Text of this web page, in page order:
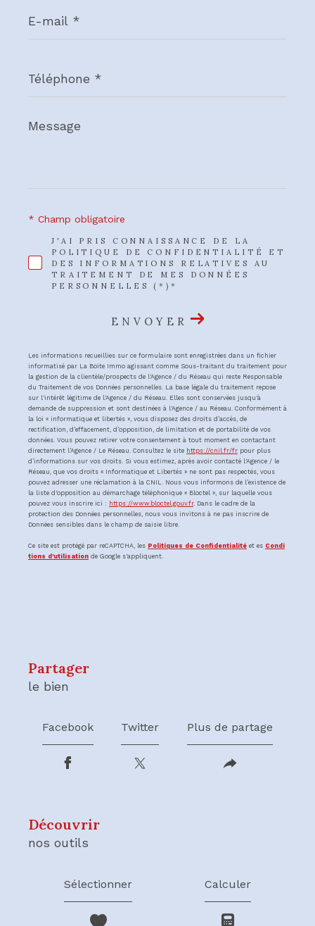
mail
*
*
Message
*
J'AI PRIS CONNAISSANCE DE LA
POLITIQUE DE CONFIDENTIALITÉ ET
DES INFORMATIONS RELATIVES AU
TRAITEMENT DE MES DONNÉES
PERSONNELLES (*)*
* Champ obligatoire
ENVOYER
Les informations recueillies sur ce formulaire sont enregistrées dans un fichier
informatisé par La Boite Immo agissant comme Sous-traitant du traitement pour
la gestion de la clientèle/prospects de l'Agence / du Réseau qui reste Responsable
du Traitement de vos Données personnelles. La base légale du traitement repose
sur l'intérêt légitime de l'Agence / du Réseau. Elles sont conservées jusqu'à
demande de suppression et sont destinées à l'Agence / au Réseau. Conformément à
la loi « informatique et libertés », vous disposez des droits d’accès, de
rectification, d’effacement, d’opposition, de limitation et de portabilité de vos
données. Vous pouvez retirer votre consentement à tout moment en contactant
directement l’Agence / Le Réseau. Consultez le site https://cnil.fr/fr pour plus
d’informations sur vos droits. Si vous estimez, après avoir contacté l'Agence / le
Réseau, que vos droits « Informatique et Libertés » ne sont pas respectés, vous
pouvez adresser une réclamation à la CNIL. Nous vous informons de l’existence de
la liste d'opposition au démarchage téléphonique « Bloctel », sur laquelle vous
pouvez vous inscrire ici : https://www.bloctel.gouv.fr. Dans le cadre de la
protection des Données personnelles, nous vous invitons à ne pas inscrire de
Données sensibles dans le champ de saisie libre.
Ce site est protégé par reCAPTCHA, les Politiques de Confidentialité et es Condi
tions d'utilisation de Google s'appliquent.
partager
le bien
Facebook Twitter Plus de partage
découvrir
nos outils
Sélectionner Calculer